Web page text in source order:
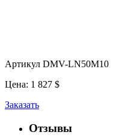
Артикул DMV-LN50M10
Цена: 1 827 $
Заказать
Отзывы